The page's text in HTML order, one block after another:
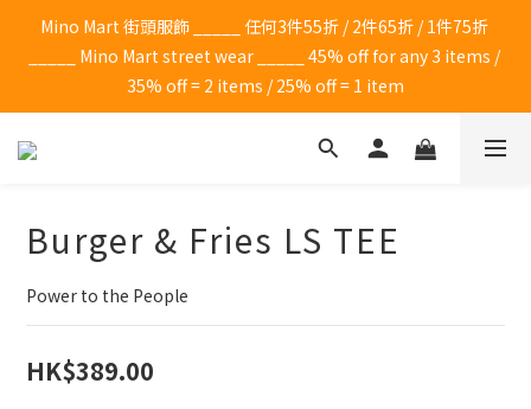
Mino Mart 街頭服飾 _____ 任何3件55折 / 2件65折 / 1件75折
_____ Mino Mart street wear _____ 45% off for any 3 items /
35% off = 2 items / 25% off = 1 item
Burger & Fries LS TEE
Power to the People
HK$389.00